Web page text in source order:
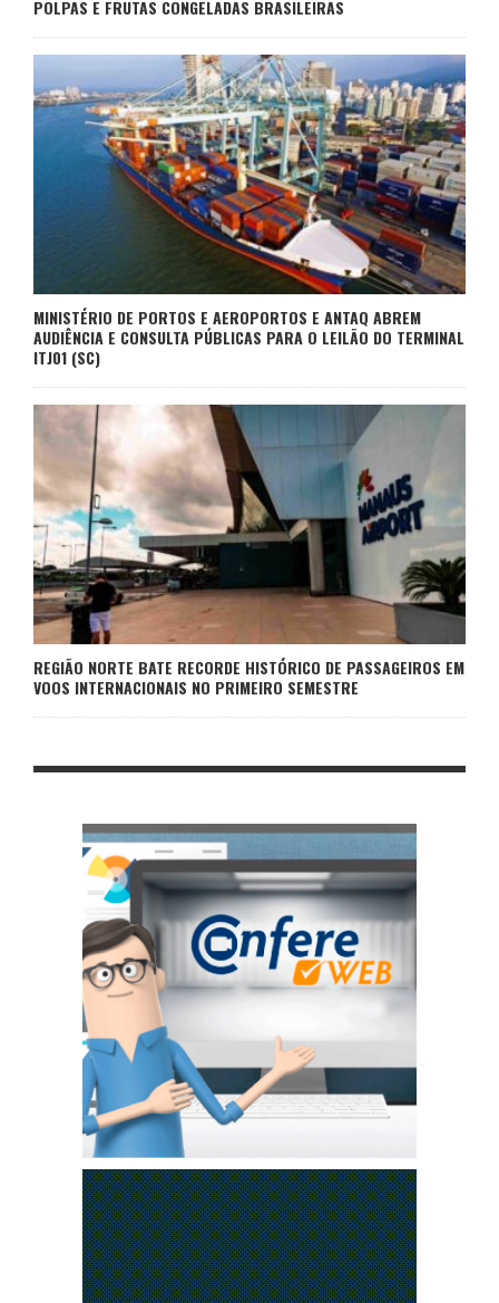
POLPAS E FRUTAS CONGELADAS BRASILEIRAS
MINISTÉRIO DE PORTOS E AEROPORTOS E ANTAQ ABREM
AUDIÊNCIA E CONSULTA PÚBLICAS PARA O LEILÃO DO TERMINAL
ITJ01 (SC)
REGIÃO NORTE BATE RECORDE HISTÓRICO DE PASSAGEIROS EM
VOOS INTERNACIONAIS NO PRIMEIRO SEMESTRE